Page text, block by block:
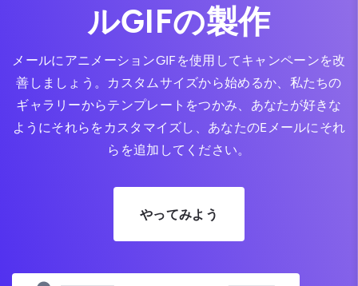
ルGIFの製作
メールにアニメーションGIFを使用してキャンペーンを改
善しましょう。カスタムサイズから始めるか、私たちの
ギャラリーからテンプレートをつかみ、あなたが好きな
ようにそれらをカスタマイズし、あなたのEメールにそれ
らを追加してください。
やってみよう